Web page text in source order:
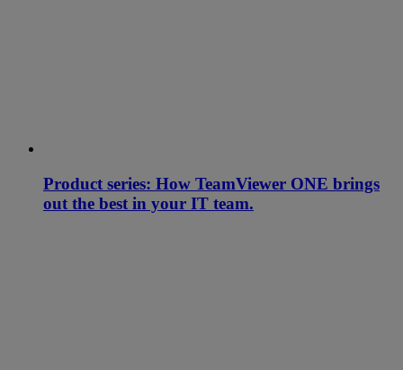
Product series: How TeamViewer ONE brings
out the best in your IT team.